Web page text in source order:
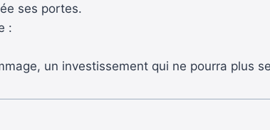
ses portes.
:
un investissement qui ne pourra plus